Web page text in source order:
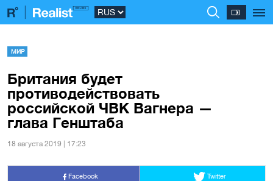
МИР
Британия будет
противодействовать
российской ЧВК Вагнера —
глава Генштаба
18 августа 2019 | 17:23
Facebook Twitter